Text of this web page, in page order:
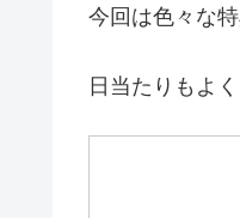
今回は色々な
日当たりもよ